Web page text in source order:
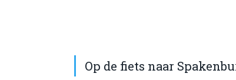
Op de fiets naar